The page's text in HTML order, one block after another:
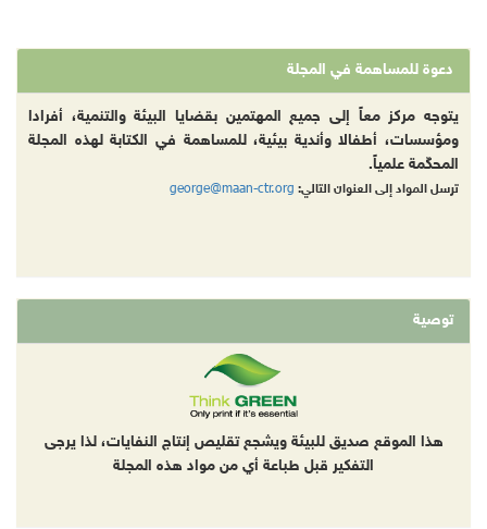
دعوة للمساهمة في المجلة
يتوجه مركز معاً إلى جميع المهتمين بقضايا البيئة والتنمية، أفرادا
ومؤسسات، أطفالا وأندية بيئية، للمساهمة في الكتابة لهذه المجلة
المحكّمة علمياً.
ترسل المواد إلى العنوان التالي: george@maan-ctr.org
توصية
هذا الموقع صديق للبيئة ويشجع تقليص إنتاج النفايات، لذا يرجى
التفكير قبل طباعة أي من مواد هذه المجلة